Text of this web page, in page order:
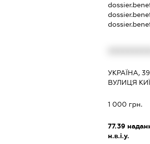
УКРАЇНА,
ВУЛИЦЯ
1 000 грн.
77.39
н.в.і.у.